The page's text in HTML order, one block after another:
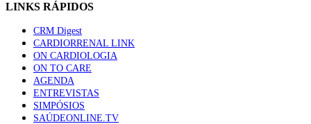
Trodelvy aprovado para primeira linha no cancro da
elegíveis para inibidores PD-(L)1
61 visualizações
Especialistas defendem mais potássio na alimentação
para ajudar a controlar a hipertensão
57 visualizações
LINKS RÁPIDOS
CRM Digest
CARDIORRENAL LINK
ON CARDIOLOGIA
ON TO CARE
AGENDA
ENTREVISTAS
SIMPÓSIOS
SAÚDEONLINE.TV